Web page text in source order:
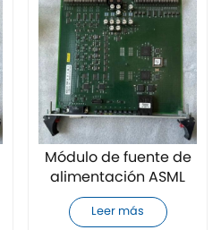
Módulo de fuente de
alimentación ASML
4022.471.75823
completamente
Leer más